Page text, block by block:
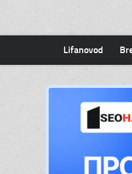
Lifanovod